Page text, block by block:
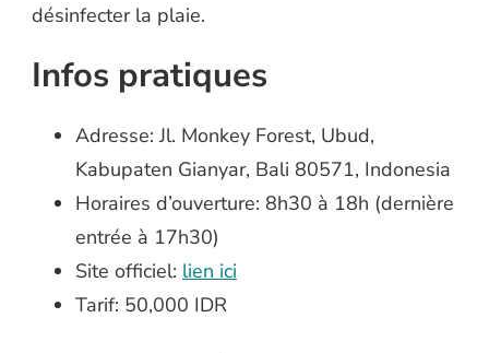
désinfecter la plaie.
Infos pratiques
Adresse: Jl. Monkey Forest, Ubud,
Kabupaten Gianyar, Bali 80571, Indonesia
Horaires d’ouverture: 8h30 à 18h (dernière
entrée à 17h30)
Site officiel: lien ici
Tarif: 50,000 IDR